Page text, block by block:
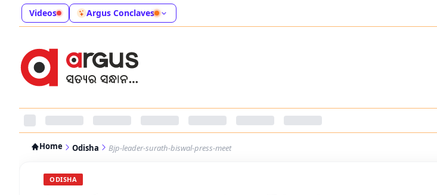
Videos Argus Conclaves
Home Odisha Bjp-leader-surath-biswal-press-meet
ODISHA